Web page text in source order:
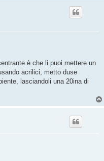
è che li puoi mettere un
acrilici, metto duse
lasciandoli una 20ina di